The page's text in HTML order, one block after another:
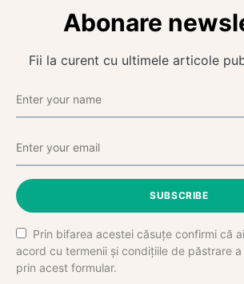
Abonare
Fii la curent cu ultimele articole
SUBSCRIBE
Prin bifarea acestei căsuțe confirmi că
acord cu termenii și condițiile de păstrare
prin acest formular.